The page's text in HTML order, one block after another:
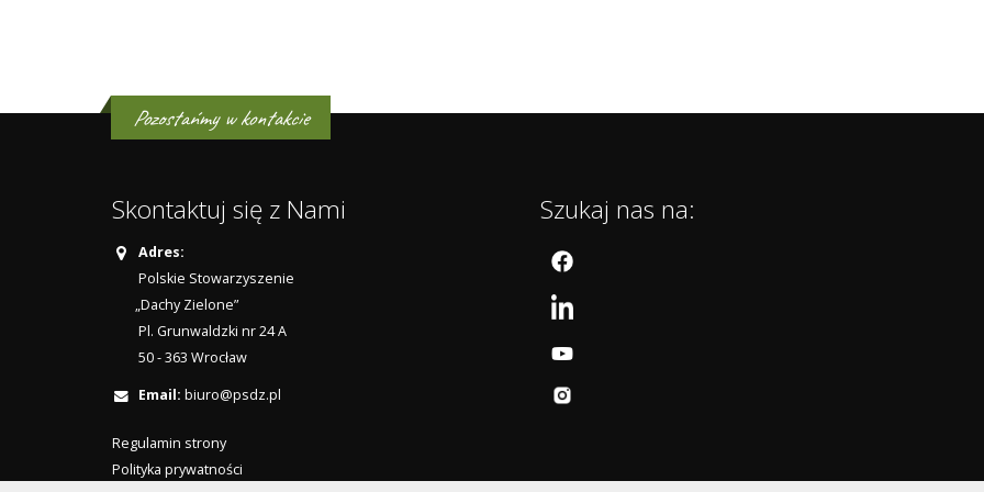
Pozostańmy w kontakcie
Skontaktuj się z Nami
Adres:
Polskie Stowarzyszenie
„Dachy Zielone”
Pl. Grunwaldzki nr 24 A
50 - 363 Wrocław
Email: biuro@psdz.pl
Regulamin strony
Polityka prywatności
Szukaj nas na: